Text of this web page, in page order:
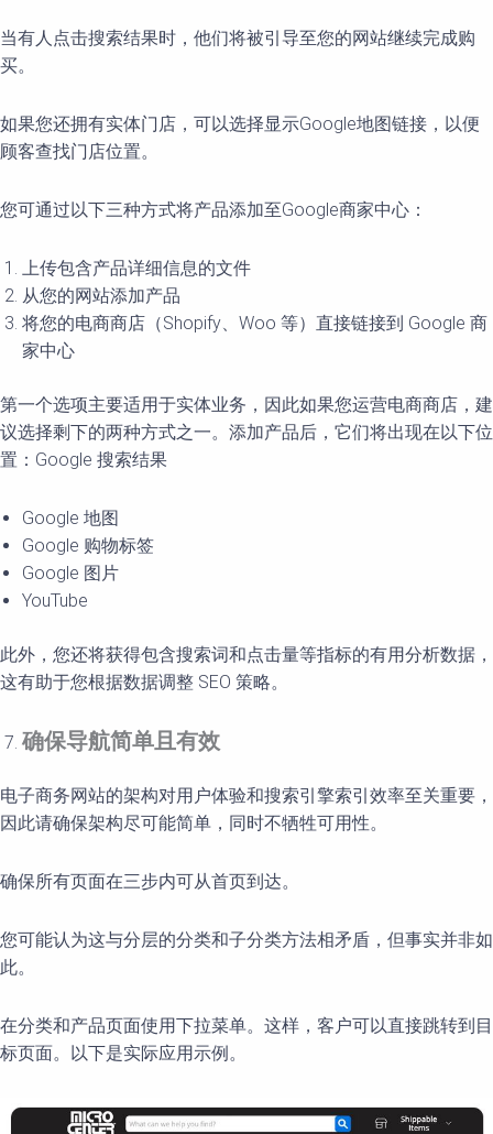
当有人点击搜索结果时，他们将被引导至您的网站继续完成购
买。
如果您还拥有实体门店，可以选择显示Google地图链接，以便
顾客查找门店位置。
您可通过以下三种方式将产品添加至Google商家中心：
上传包含产品详细信息的文件
从您的网站添加产品
将您的电商商店（Shopify、Woo 等）直接链接到 Google 商
家中心
第一个选项主要适用于实体业务，因此如果您运营电商商店，建
议选择剩下的两种方式之一。添加产品后，它们将出现在以下位
置：Google 搜索结果
Google 地图
Google 购物标签
Google 图片
YouTube
此外，您还将获得包含搜索词和点击量等指标的有用分析数据，
这有助于您根据数据调整 SEO 策略。
确保导航简单且有效
电子商务网站的架构对用户体验和搜索引擎索引效率至关重要，
因此请确保架构尽可能简单，同时不牺牲可用性。
确保所有页面在三步内可从首页到达。
您可能认为这与分层的分类和子分类方法相矛盾，但事实并非如
此。
在分类和产品页面使用下拉菜单。这样，客户可以直接跳转到目
标页面。以下是实际应用示例。